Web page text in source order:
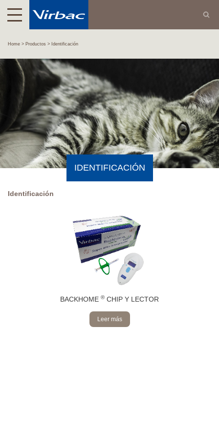
Home Productos Identificación
IDENTIFICACIÓN
Identificación
BACKHOME ® CHIP Y LECTOR
Leer más